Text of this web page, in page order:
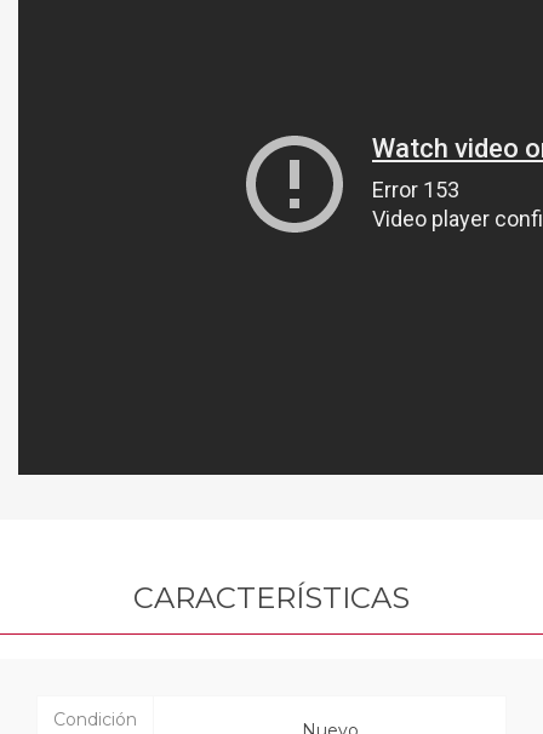
CARACTERÍSTICAS
Condición